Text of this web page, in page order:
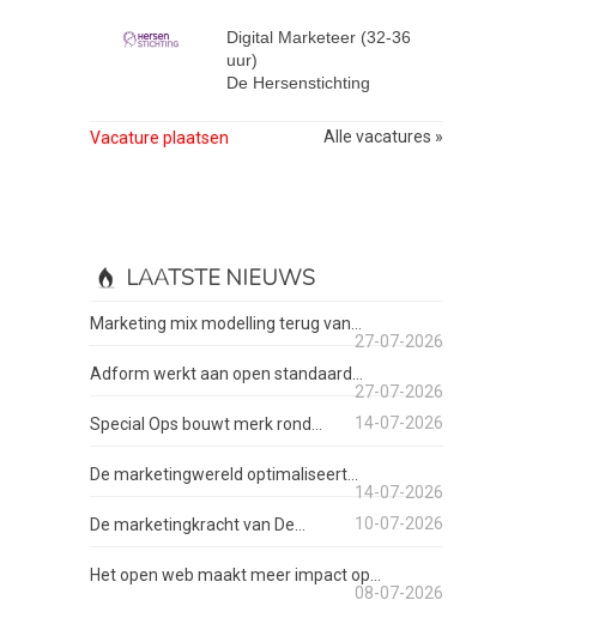
Digital Marketeer (32-36
uur)
De Hersenstichting
Vacature plaatsen Alle vacatures »
LAATSTE NIEUWS
Marketing mix modelling terug van...
27-07-2026
Adform werkt aan open standaard...
27-07-2026
Special Ops bouwt merk rond...
14-07-2026
De marketingwereld optimaliseert...
14-07-2026
De marketingkracht van De...
10-07-2026
Het open web maakt meer impact op...
08-07-2026